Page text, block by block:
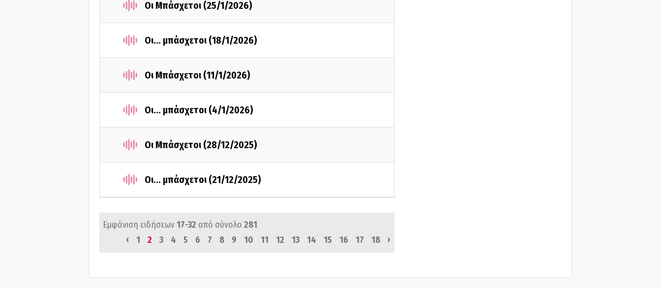
Οι Μπάσχετοι (25/1/2026)
Οι... μπάσχετοι (18/1/2026)
Οι Μπάσχετοι (11/1/2026)
Οι... μπάσχετοι (4/1/2026)
Οι Μπάσχετοι (28/12/2025)
Οι... μπάσχετοι (21/12/2025)
Εμφάνιση ειδήσεων17-32 από σύνολο 281
‹
1 2 3 4 5 6 7 8 9 10 11 12 13 14 15 16 17 18 ›